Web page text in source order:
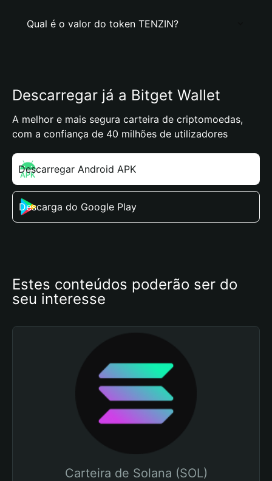
Qual é o valor do token TENZIN?
Descarregar já a Bitget Wallet
A melhor e mais segura carteira de criptomoedas,
com a confiança de 40 milhões de utilizadores
Descarregar Android APK
Descarga do Google Play
Estes conteúdos poderão ser do
seu interesse
Carteira de Solana (SOL)